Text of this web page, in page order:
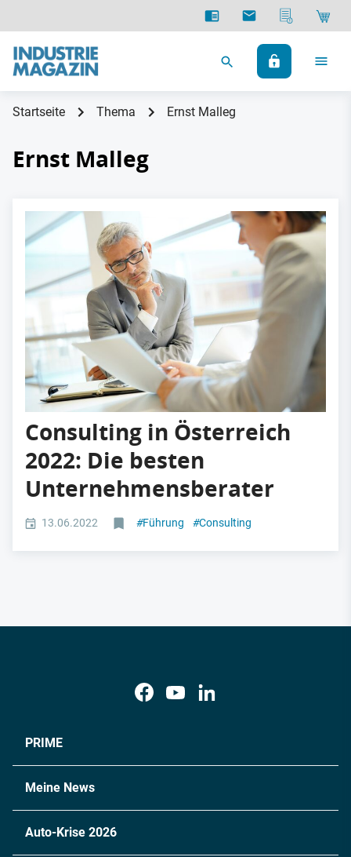
Startseite Thema Ernst Malleg
Ernst Malleg
Consulting in Österreich
2022: Die besten
Unternehmensberater
13.06.2022 #Führung #Consulting
PRIME
Meine News
Auto-Krise 2026